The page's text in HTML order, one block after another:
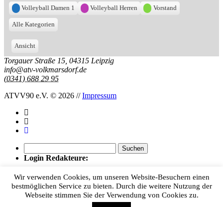
Volleyball Damen 1 Volleyball Herren Vorstand
Alle Kategorien
Ansicht
Torgauer Straße 15, 04315 Leipzig
info@atv-volkmarsdorf.de
(0341) 688 29 95
ATVV90 e.V. © 2026 //Impressum
nach:
Login Redakteure:
Benutzer:
Passwort:
Wir verwenden Cookies, um unseren Website-Besuchern einen
bestmöglichen Service zu bieten. Durch die weitere Nutzung der
Webseite stimmen Sie der Verwendung von Cookies zu.